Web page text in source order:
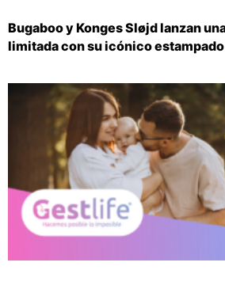
Bugaboo y Konges Sløjd lanzan
limitada con su icónico